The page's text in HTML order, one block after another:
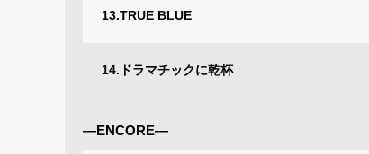
13.TRUE BLUE
14.ドラマチックに乾杯
―ENCORE―